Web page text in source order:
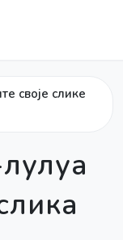
своје слике